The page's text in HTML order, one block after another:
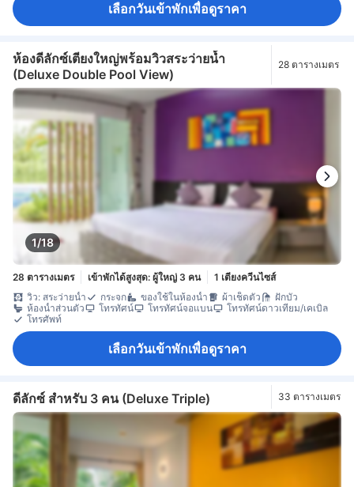
เลือกวันเข้าพักเพื่อดูราคา
ห้องดีลักซ์เตียงใหญ่พร้อมวิวสระว่ายน้ำ
(Deluxe Double Pool View)
28 ตารางเมตร
1/18
28 ตารางเมตร เข้าพักได้สูงสุด: ผู้ใหญ่ 3 คน
1 เตียงควีนไซส์
วิว: สระว่ายน้ำ
กระจก ของใช้ในห้องน้ำ ผ้าเช็ดตัว
ฝักบัว
ห้องน้ำส่วนตัว
โทรทัศน์ โทรทัศน์จอแบน
โทรทัศน์ดาวเทียม/เคเบิล
โทรศัพท์
เลือกวันเข้าพักเพื่อดูราคา
ดีลักซ์ สำหรับ 3 คน (Deluxe Triple) 33 ตารางเมตร